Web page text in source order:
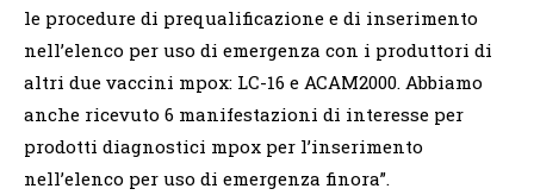
le procedure di prequalificazione e di inserimento
nell’elenco per uso di emergenza con i produttori di
altri due vaccini mpox: LC-16 e ACAM2000. Abbiamo
anche ricevuto 6 manifestazioni di interesse per
prodotti diagnostici mpox per l’inserimento
nell’elenco per uso di emergenza finora”.